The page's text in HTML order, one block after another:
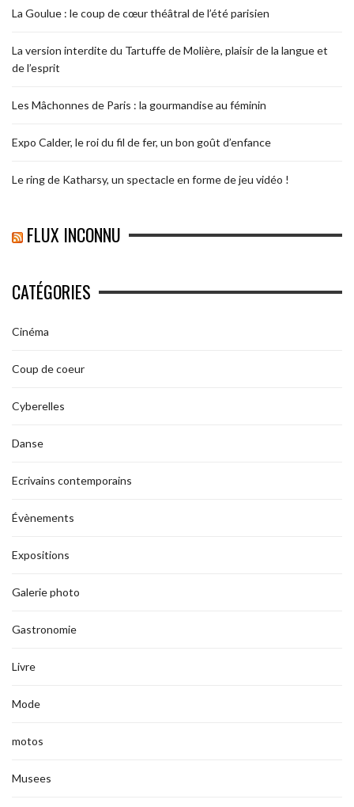
La Goulue : le coup de cœur théâtral de l’été parisien
La version interdite du Tartuffe de Molière, plaisir de la langue et
de l’esprit
Les Mâchonnes de Paris : la gourmandise au féminin
Expo Calder, le roi du fil de fer, un bon goût d’enfance
Le ring de Katharsy, un spectacle en forme de jeu vidéo !
FLUX INCONNU
CATÉGORIES
Cinéma
Coup de coeur
Cyberelles
Danse
Ecrivains contemporains
Évènements
Expositions
Galerie photo
Gastronomie
Livre
Mode
motos
Musees